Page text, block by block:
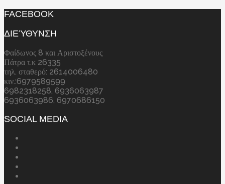
FACEBOOK
ΔΙΕΎΘΥΝΣΗ
Φαίδωνος 8 και Αριστοξένους
Πάτρα τ.κ 26335
τηλ. σταθερό: 2614006480
κιν.:6979589599
6982318258, 6936063987
6936063986, 6970686150
SOCIAL MEDIA